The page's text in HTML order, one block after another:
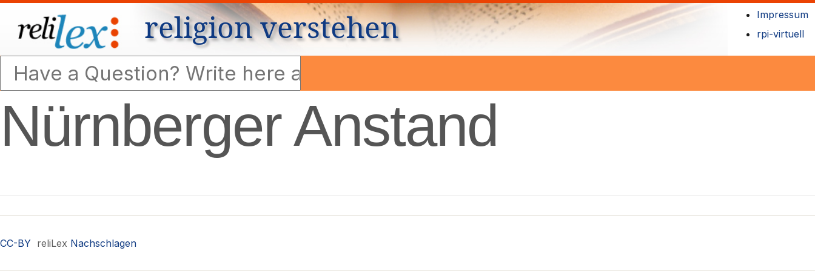
religion verstehen
Impressum
rpi-virtuell
Nürnberger Anstand
CC-BY reliLex Nachschlagen